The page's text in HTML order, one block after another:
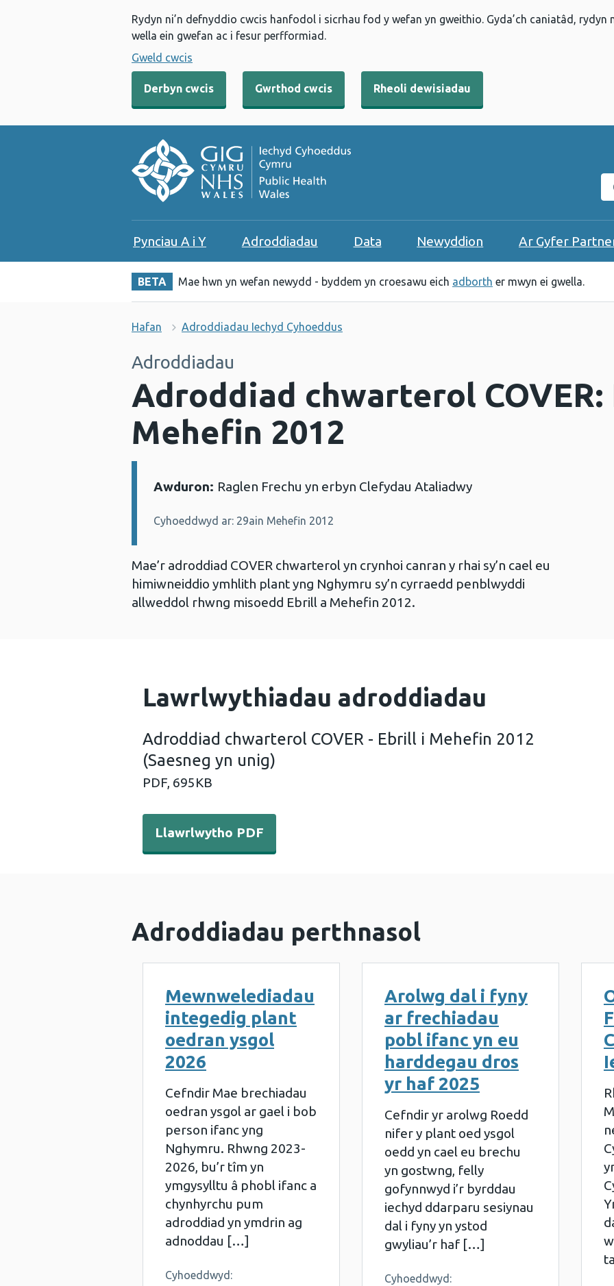
Rydyn ni’n defnyddio cwcis hanfodol i sicrhau fod y wefan yn gweithio. Gyda’ch caniatâd,
wella ein gwefan ac i fesur perfformiad.
Gweld cwcis
Derbyn cwcis Gwrthod cwcis Rheoli dewisiadau
Pynciau A i Y Adroddiadau Data Newyddion Ar Gyfer
BETA Mae hwn yn wefan newydd - byddem yn croesawu eich adborth er mwyn ei gwella.
Hafan Adroddiadau Iechyd Cyhoeddus
Adroddiadau
Adroddiad chwarterol
Mehefin 2012
Manylion:
Awduron: Raglen Frechu yn erbyn Clefydau Ataliadwy
Cyhoeddwyd ar: 29ain Mehefin 2012
Mae’r adroddiad COVER chwarterol yn crynhoi canran y rhai sy’n cael eu
himiwneiddio ymhlith plant yng Nghymru sy’n cyrraedd penblwyddi
allweddol rhwng misoedd Ebrill a Mehefin 2012.
Lawrlwythiadau adroddiadau
Adroddiad chwarterol COVER - Ebrill i Mehefin 2012
(Saesneg yn unig)
PDF, 695KB
Llawrlwytho PDF - Adroddiad chwarterol COVER - Ebrill i Mehefin 2012
Llawrlwytho PDF
Adroddiadau perthnasol
Mewnwelediadau
integedig plant
oedran ysgol
2026
Cefndir Mae brechiadau
oedran ysgol ar gael i bob
person ifanc yng
Nghymru. Rhwng 2023-
2026, bu’r tîm yn
ymgysylltu â phobl ifanc a
chynhyrchu pum
adroddiad yn ymdrin ag
adnoddau […]
Cyhoeddwyd:
Arolwg dal i fyny
ar frechiadau
pobl ifanc yn eu
harddegau dros
yr haf 2025
Cefndir yr arolwg Roedd
nifer y plant oed ysgol
oedd yn cael eu brechu
yn gostwng, felly
gofynnwyd i’r byrddau
iechyd ddarparu sesiynau
dal i fyny yn ystod
gwyliau’r haf […]
Cyhoeddwyd: